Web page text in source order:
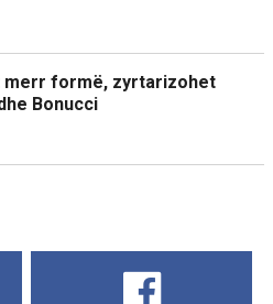
merr formë, zyrtarizohet
Bonucci